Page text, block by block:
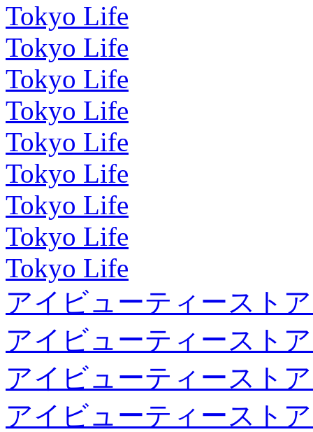
Tokyo Life
Tokyo Life
Tokyo Life
Tokyo Life
Tokyo Life
Tokyo Life
Tokyo Life
Tokyo Life
Tokyo Life
アイビューティースト
アイビューティースト
アイビューティースト
アイビューティースト